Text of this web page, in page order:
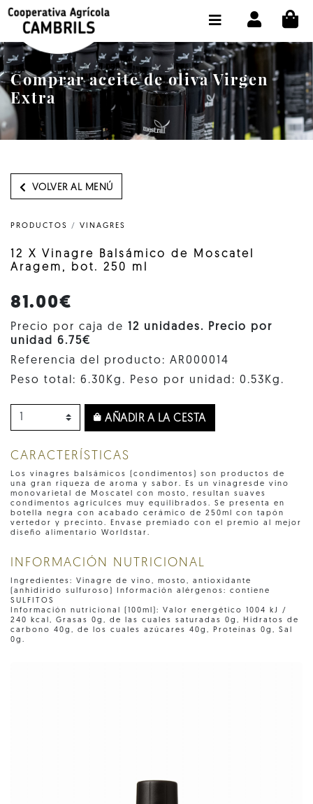
Comprar aceite de oliva Virgen
Extra
VOLVER AL MENÚ
PRODUCTOS / VINAGRES
12 X Vinagre Balsámico de Moscatel
Aragem, bot. 250 ml
81.00€
Precio por caja de
12 unidades. Precio por
unidad 6.75€
Referencia del producto: AR000014
Peso total: 6.30Kg. Peso por unidad: 0.53Kg.
AÑADIR A LA CESTA
CARACTERÍSTICAS
Los vinagres balsámicos (condimentos) son productos de
una gran riqueza de aroma y sabor. Es un vinagresde vino
monovarietal de Moscatel con mosto, resultan suaves
condimentos agriculces muy equilibrados. Se presenta en
botella negra con acabado cerámico de 250ml con tapón
vertedor y precinto. Envase premiado con el premio al mejor
diseño alimentario Worldstar.
INFORMACIÓN NUTRICIONAL
Ingredientes: Vinagre de vino, mosto, antioxidante
(anhidirido sulfuroso) Información alérgenos: contiene
SULFITOS
Información nutricional (100ml): Valor energético 1004 kJ /
240 kcal, Grasas 0g, de las cuales saturadas 0g, Hidratos de
carbono 40g, de los cuales azúcares 40g, Proteínas 0g, Sal
0g.
TIENDA COMPRA ONLINE
LA COOPERATIVA
OLEOTOUR
PRODUCTOS
NUESTRO ACEITE
SELECCIONAR IDIOMA :